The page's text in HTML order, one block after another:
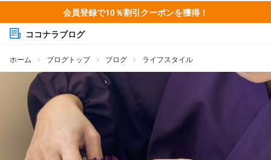
会員登録で10％割引クーポンを獲得！
ココナラブログ
ホーム ブログトップ ブログ ライフスタイル